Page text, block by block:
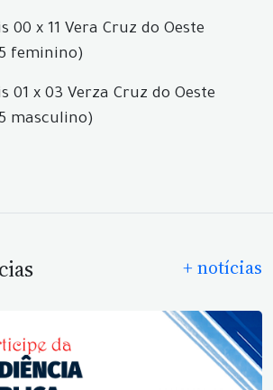
00 x 11 Vera Cruz do Oeste
feminino)
01 x 03 Verza Cruz do Oeste
masculino)
+ notícias